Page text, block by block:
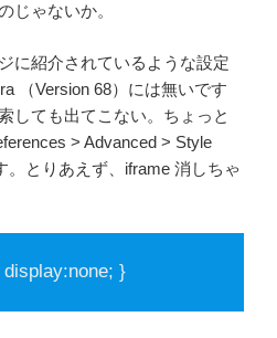
じゃないか。
に紹介されているような設定
（Version 68）には無いです
しても出てこない。ちょっと
> Advanced > Style
。とりあえず、iframe 消しちゃ
}